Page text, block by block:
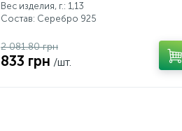
Вес изделия, г.: 1,13
Состав: Серебро 925
2 081.80 грн
833 грн /шт.